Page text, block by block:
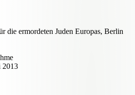
die ermordeten Juden Europas, Berlin
2013